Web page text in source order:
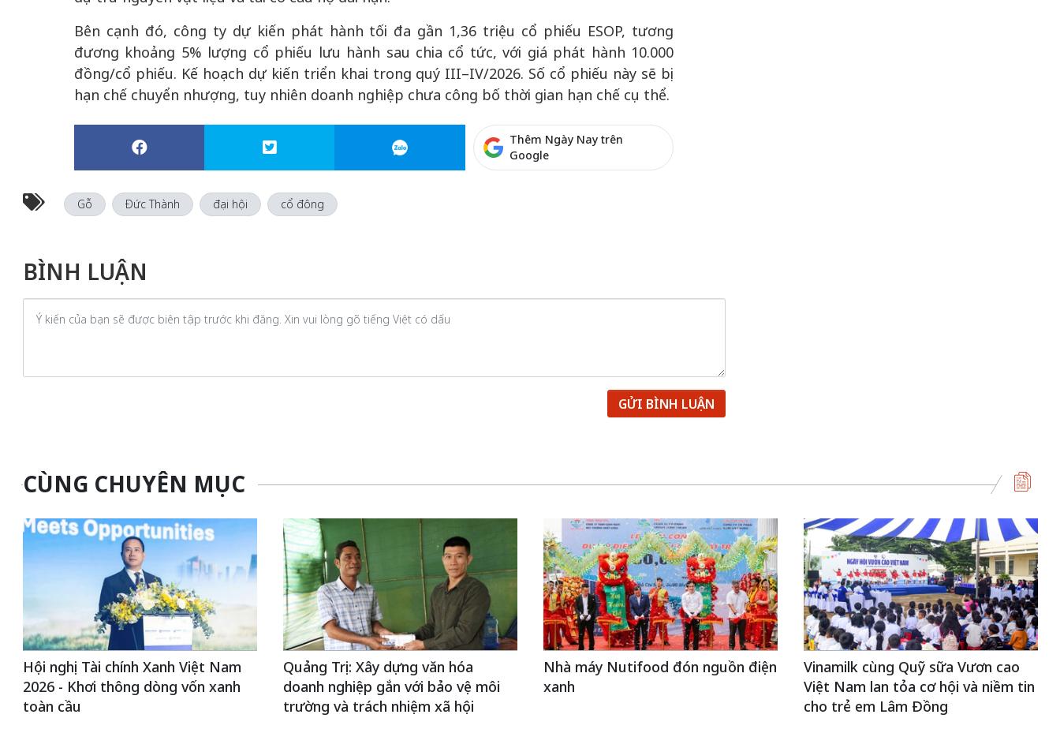
Bên cạnh đó, công ty dự kiến phát hành tối đa gần 1,36 triệu cổ phiếu ESOP, tương
đương khoảng 5% lượng cổ phiếu lưu hành sau chia cổ tức, với giá phát hành 10.000
đồng/cổ phiếu. Kế hoạch dự kiến triển khai trong quý III–IV/2026. Số cổ phiếu này sẽ bị
hạn chế chuyển nhượng, tuy nhiên doanh nghiệp chưa công bố thời gian hạn chế cụ thể.
Thêm Ngày Nay trên
Google
Gỗ Đức Thành đại hội cổ đông
BÌNH LUẬN
GỬI BÌNH LUẬN
CÙNG CHUYÊN MỤC
Hội nghị Tài chính Xanh Việt Nam
2026 - Khơi thông dòng vốn xanh
toàn cầu
Quảng Trị: Xây dựng văn hóa
doanh nghiệp gắn với bảo vệ môi
trường và trách nhiệm xã hội
Nhà máy Nutifood đón nguồn điện
xanh
Vinamilk cùng Quỹ sữa Vươn cao
Việt Nam lan tỏa cơ hội và niềm tin
cho trẻ em Lâm Đồng